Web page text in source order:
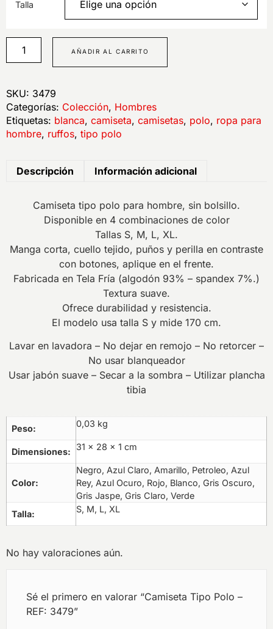
Talla
AÑADIR AL CARRITO
SKU: 3479
Categorías: Colección, Hombres
Etiquetas: blanca, camiseta, camisetas, polo, ropa para
hombre, ruffos, tipo polo
Descripción Información adicional
Camiseta tipo polo para hombre, sin bolsillo.
Disponible en 4 combinaciones de color
Tallas S, M, L, XL.
Manga corta, cuello tejido, puños y perilla en contraste
con botones, aplique en el frente.
Fabricada en Tela Fría (algodón 93% – spandex 7%.)
Textura suave.
Ofrece durabilidad y resistencia.
El modelo usa talla S y mide 170 cm.
Lavar en lavadora – No dejar en remojo – No retorcer –
No usar blanqueador
Usar jabón suave – Secar a la sombra – Utilizar plancha
tibia
Peso 0,03 kg
Dimensiones 31 × 28 × 1 cm
Color
Negro, Azul Claro, Amarillo, Petroleo, Azul
Rey, Azul Ocuro, Rojo, Blanco, Gris Oscuro,
Gris Jaspe, Gris Claro, Verde
Talla
S, M, L, XL
No hay valoraciones aún.
Sé el primero en valorar “Camiseta Tipo Polo –
REF: 3479”